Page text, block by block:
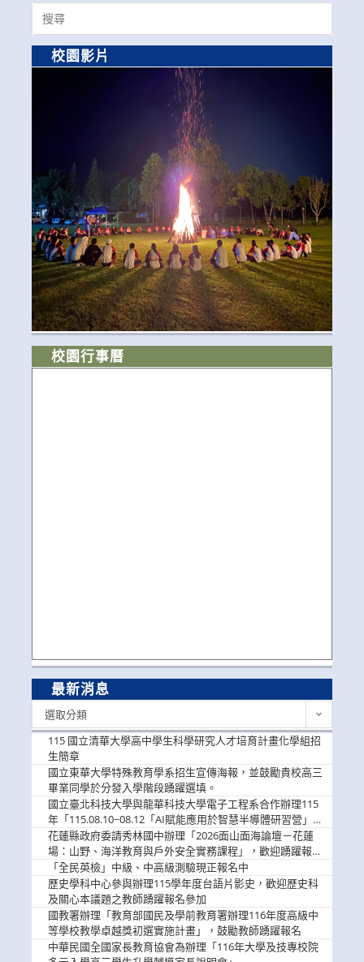
Search
for:
校園影片
校園行事曆
最新消息
選取分類
115 國立清華大學高中學生科學研究人才培育計畫化學組招
生簡章
國立東華大學特殊教育學系招生宣傳海報，並鼓勵貴校高三
畢業同學於分發入學階段踴躍選填。
國立臺北科技大學與龍華科技大學電子工程系合作辦理115
年「115.08.10~08.12「AI賦能應用於智慧半導體研習營」，
歡迎學生踴躍報名參加
花蓮縣政府委請秀林國中辦理「2026面山面海論壇－花蓮
場：山野、海洋教育與戶外安全實務課程」，歡迎踴躍報名
參加
「全民英檢」中級、中高級測驗現正報名中
歷史學科中心參與辦理115學年度台語片影史，歡迎歷史科
及關心本議題之教師踴躍報名參加
國教署辦理「教育部國民及學前教育署辦理116年度高級中
等學校教學卓越獎初選實施計畫」，鼓勵教師踴躍報名
中華民國全國家長教育協會為辦理「116年大學及技專校院